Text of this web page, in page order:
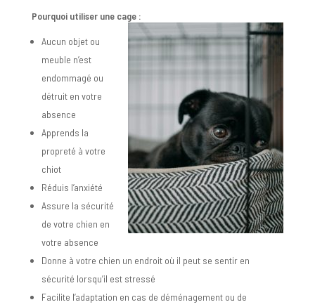
Pourquoi utiliser une cage :
Aucun objet ou
meuble n’est
endommagé ou
détruit en votre
absence
Apprends la
propreté à votre
chiot
Réduis l’anxiété
Assure la sécurité
de votre chien en
votre absence
Donne à votre chien un endroit où il peut se sentir en
sécurité lorsqu’il est stressé
Facilite l’adaptation en cas de déménagement ou de